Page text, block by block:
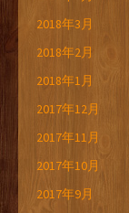
2018年3月
2018年2月
2018年1月
2017年12月
2017年11月
2017年10月
2017年9月